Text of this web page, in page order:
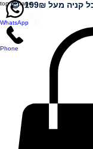
top of page מעל 199₪ 😍
WhatsApp
Phone